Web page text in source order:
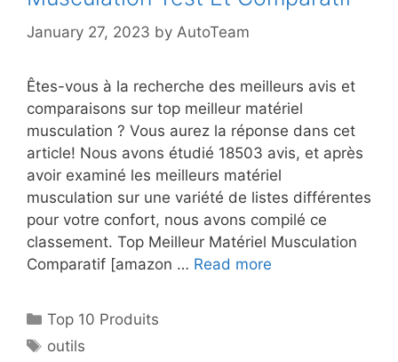
January 27, 2023 by AutoTeam
Êtes-vous à la recherche des meilleurs avis et
comparaisons sur top meilleur matériel
musculation ? Vous aurez la réponse dans cet
article! Nous avons étudié 18503 avis, et après
avoir examiné les meilleurs matériel
musculation sur une variété de listes différentes
pour votre confort, nous avons compilé ce
classement. Top Meilleur Matériel Musculation
Comparatif [amazon … Read more
Top 10 Produits
outils